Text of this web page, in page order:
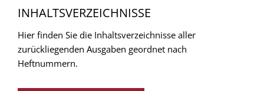
INHALTSVERZEICHNISSE
Hier finden Sie die Inhaltsverzeichnisse aller
zurückliegenden Ausgaben geordnet nach
Heftnummern.